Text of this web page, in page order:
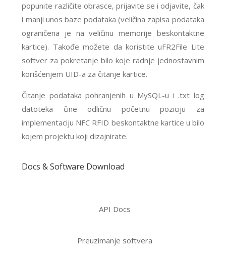
popunite različite obrasce, prijavite se i odjavite, čak
i manji unos baze podataka (veličina zapisa podataka
ograničena je na veličinu memorije beskontaktne
kartice). Takođe možete da koristite uFR2File Lite
softver za pokretanje bilo koje radnje jednostavnim
korišćenjem UID-a za čitanje kartice.
Čitanje podataka pohranjenih u MySQL-u i .txt log
datoteka čine odličnu početnu poziciju za
implementaciju NFC RFID beskontaktne kartice u bilo
kojem projektu koji dizajnirate.
Docs & Software Download
API Docs
Preuzimanje softvera